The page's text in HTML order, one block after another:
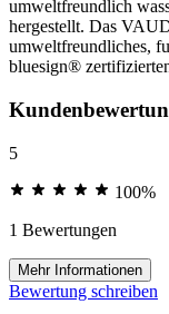
umweltfreundlich
hergestellt. Das
umweltfreundliches,
bluesign®
5
100%
1 Bewertungen
Mehr Informationen
Bewertung schreiben